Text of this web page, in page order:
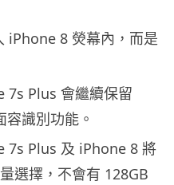
iPhone 8 熒幕內，而是
7s Plus 會繼續保留
識別功能。
7s Plus 及 iPhone 8 將
選擇，不會有 128GB